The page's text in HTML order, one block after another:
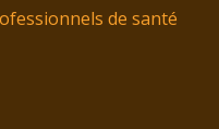
de santé